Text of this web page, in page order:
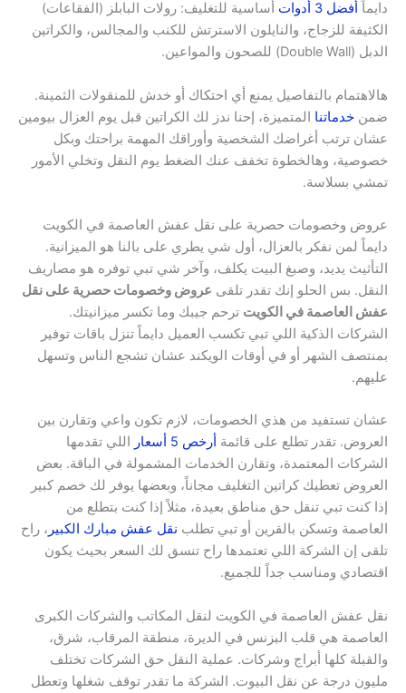
دايماً أفضل 3 أدوات
أساسية للتغليف: رولات البابلز (الفقاعات)
الكثيفة للزجاج، والنايلون الاسترتش للكنب والمجالس، والكراتين
الدبل (Double Wall) للصحون والمواعين.
هالاهتمام بالتفاصيل يمنع أي احتكاك أو خدش للمنقولات الثمينة.
ضمن خدماتنا المتميزة، إحنا ندز لك الكراتين قبل يوم العزال بيومين
عشان ترتب أغراضك الشخصية وأوراقك المهمة براحتك وبكل
خصوصية، وهالخطوة تخفف عنك الضغط يوم النقل وتخلي الأمور
تمشي بسلاسة.
عروض وخصومات حصرية على نقل عفش العاصمة في الكويت
دايماً لمن نفكر بالعزال، أول شي يطري على بالنا هو الميزانية.
التأثيث يديد، وصبغ البيت يكلف، وآخر شي تبي توفره هو مصاريف
النقل. بس الحلو إنك تقدر تلقى عروض وخصومات حصرية على نقل
عفش العاصمة في الكويت ترحم جيبك وما تكسر ميزانيتك.
الشركات الذكية اللي تبي تكسب العميل دايماً تنزل باقات توفير
بمنتصف الشهر أو في أوقات الويكند عشان تشجع الناس وتسهل
عليهم.
عشان تستفيد من هذي الخصومات، لازم تكون واعي وتقارن بين
العروض. تقدر تطلع على قائمة أرخص 5 أسعار
اللي تقدمها
الشركات المعتمدة، وتقارن الخدمات المشمولة في الباقة. بعض
العروض تعطيك كراتين التغليف مجاناً، وبعضها يوفر لك خصم كبير
إذا كنت تبي تنقل حق مناطق بعيدة، مثلاً إذا كنت بتطلع من
العاصمة وتسكن بالقرين أو تبي تطلب نقل عفش مبارك الكبير ، راح
تلقى إن الشركة اللي تعتمدها راح تنسق لك السعر بحيث يكون
اقتصادي ومناسب جداً للجميع.
نقل عفش العاصمة في الكويت لنقل المكاتب والشركات الكبرى
العاصمة هي قلب البزنس في الديرة، منطقة المرقاب، شرق،
والقبلة كلها أبراج وشركات. عملية النقل حق الشركات تختلف
مليون درجة عن نقل البيوت. الشركة ما تقدر توقف شغلها وتعطل